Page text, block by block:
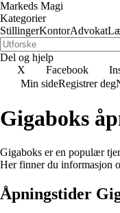
Markeds Magi
Kategorier
StillingerKontorAdvokat
Del og hjelp
X
Facebook
Min sideRegistrer deg
Gigaboks
Gigaboks er en populær
Her finner du informasjon
Åpningstider